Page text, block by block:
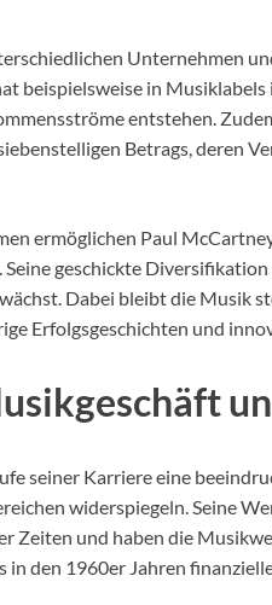
Unternehmen
beispielsweise in
entstehen.
Betrags, deren
ermöglichen Paul
Seine geschickte
Dabei bleibt die Musik
Erfolgsgeschichten und
seiner Karriere eine
widerspiegeln. Seine
Zeiten und haben die
in den 1960er Jahren